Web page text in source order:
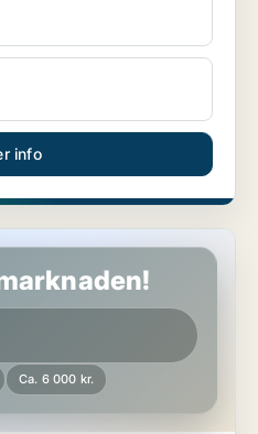
info
Ca. 6 000 kr.